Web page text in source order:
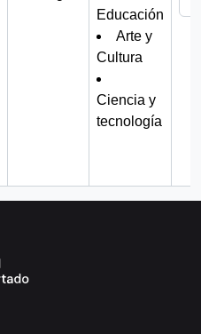
Educación
Arte y
Cultura
Ciencia y
tecnología